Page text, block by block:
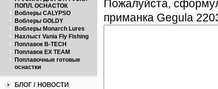
ПОПЛ. ОСНАСТОК
Воблеры CALYPSO
Воблеры GOLDY
Воблеры Monarch Lures
Нахлыст Vania Fly Fishing
Поплавок B-TECH
Поплавок EX TEAM
Поплавочные готовые
оснастки
БЛОГ / НОВОСТИ
Пожалуйста,
приманка Gegula